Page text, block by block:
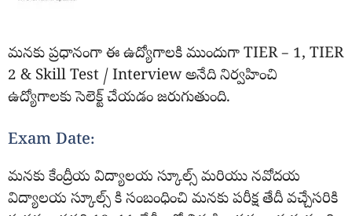
మనకు ప్రధానంగా ఈ ఉద్యోగాలకి ముందుగా TIER – 1, TIER
2 & Skill Test / Interview అనేది నిర్వహించి
ఉద్యోగాలకు సెలెక్ట్ చేయడం జరుగుతుంది.
Exam Date:
మనకు కేంద్రీయ విద్యాలయ స్కూల్స్ మరియు నవోదయ
విద్యాలయ స్కూల్స్ కి సంబంధించి మనకు పరీక్ష తేదీ వచ్చేసరికి